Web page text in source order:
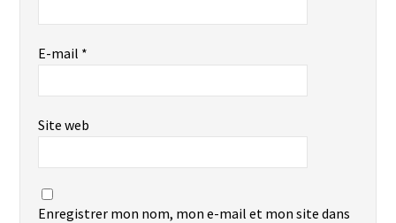
E-mail *
Site web
Enregistrer mon nom, mon e-mail et mon site dans